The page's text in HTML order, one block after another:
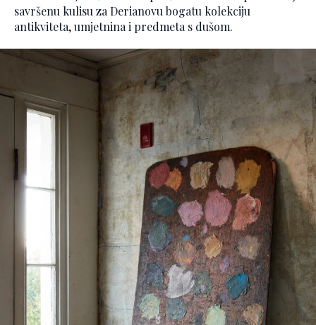
savršenu kulisu za Derianovu bogatu kolekciju
antikviteta, umjetnina i predmeta s dušom.